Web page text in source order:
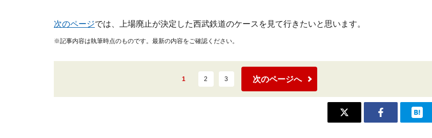
次のページでは、上場廃止が決定した西武鉄道のケースを見て行きたいと思います。
※記事内容は執筆時点のものです。最新の内容をご確認ください。
1 2 3 次のページへ